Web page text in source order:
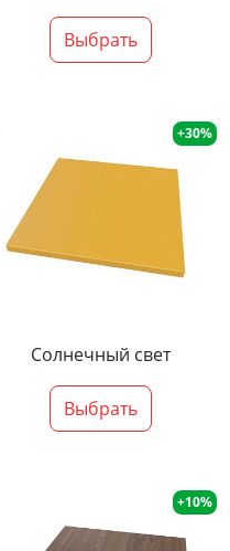
Выбрать
+30%
Солнечный свет
Выбрать
+10%